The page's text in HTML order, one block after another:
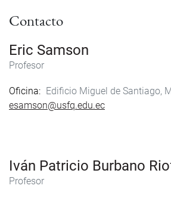
Contacto
Eric Samson
Profesor
Oficina
Edificio Miguel de Santiago,
esamson@usfq.edu.ec
Iván Patricio Burbano
Profesor